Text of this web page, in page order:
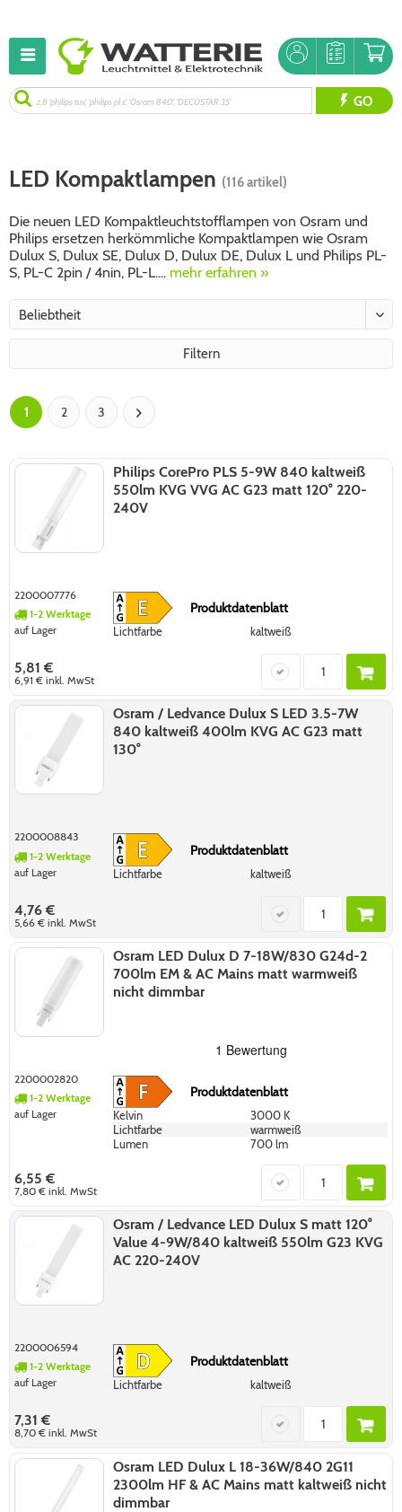
GO
LED Kompaktlampen (116 artikel)
Die neuen LED Kompaktleuchtstofflampen von Osram und
Philips ersetzen herkömmliche Kompaktlampen wie Osram
Dulux S, Dulux SE, Dulux D, Dulux DE, Dulux L und Philips PL-
S, PL-C 2pin / 4nin, PL-L.... mehr erfahren »
Filtern
1 2 3
Philips CorePro PLS 5-9W 840 kaltweiß
550lm KVG VVG AC G23 matt 120° 220-
240V
2200007776
1-2 Werktage
auf Lager
Produktdatenblatt
Lichtfarbe kaltweiß
5,81 €
6,91 €inkl. MwSt
Osram / Ledvance Dulux S LED 3.5-7W
840 kaltweiß 400lm KVG AC G23 matt
130°
2200008843
1-2 Werktage
auf Lager
Produktdatenblatt
Lichtfarbe kaltweiß
4,76 €
5,66 €inkl. MwSt
Osram LED Dulux D 7-18W/830 G24d-2
700lm EM & AC Mains matt warmweiß
nicht dimmbar
2200002820
1-2 Werktage
auf Lager
Produktdatenblatt
Kelvin
3000 K
Lichtfarbe
warmweiß
Lumen
700 lm
6,55 €
7,80 €inkl. MwSt
Osram / Ledvance LED Dulux S matt 120°
Value 4-9W/840 kaltweiß 550lm G23 KVG
AC 220-240V
2200006594
1-2 Werktage
auf Lager
Produktdatenblatt
Lichtfarbe kaltweiß
7,31 €
8,70 €inkl. MwSt
Osram LED Dulux L 18-36W/840 2G11
2300lm HF & AC Mains matt kaltweiß nicht
dimmbar